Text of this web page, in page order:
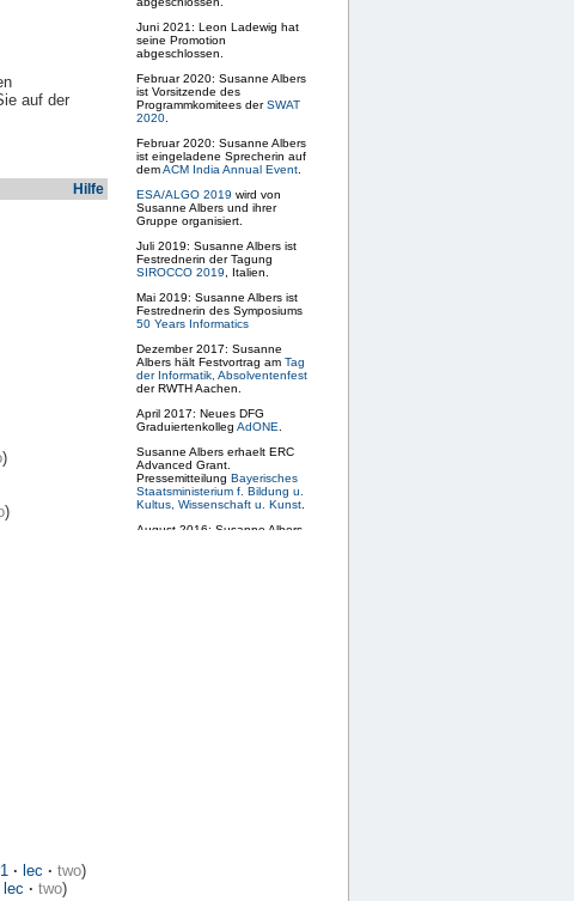
auf der
Hilfe
)
)
· lec · two)
lec · two)
Juni 2021: Leon Ladewig hat
seine Promotion
abgeschlossen.
Februar 2020: Susanne Albers
ist Vorsitzende des
Programmkomitees derSWAT
2020
Februar 2020: Susanne Albers
ist eingeladene Sprecherin auf
demACM India Annual Event
ESA/ALGO 2019 wird von
Susanne Albers und ihrer
Gruppe organisiert.
Juli 2019: Susanne Albers ist
Festrednerin der Tagung
SIROCCO 2019 , Italien.
Mai 2019: Susanne Albers ist
Festrednerin des Symposiums
50 Years Informatics
Dezember 2017: Susanne
Albers hält Festvortrag am Tag
der Informatik, Absolventenfest
der RWTH Aachen.
April 2017: Neues DFG
Graduiertenkolleg AdONE
Susanne Albers erhaelt ERC
Advanced Grant.
Pressemitteilung Bayerisches
Staatsministerium f. Bildung u.
Kultus, Wissenschaft u. Kunst
August 2016: Susanne Albers